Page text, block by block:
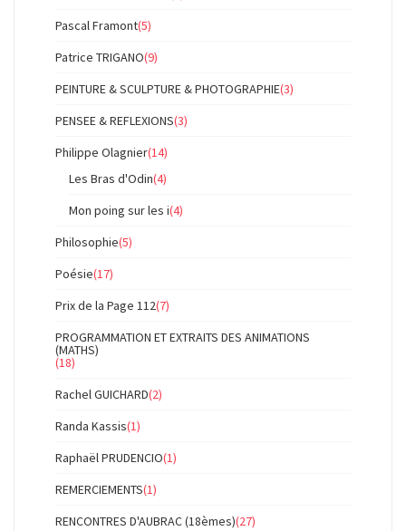
Pascal Framont(5)
Patrice TRIGANO(9)
PEINTURE & SCULPTURE & PHOTOGRAPHIE(3)
PENSEE & REFLEXIONS(3)
Philippe Olagnier(14)
Les Bras d'Odin(4)
Mon poing sur les i(4)
Philosophie(5)
Poésie(17)
Prix de la Page 112(7)
PROGRAMMATION ET EXTRAITS DES ANIMATIONS
(MATHS)
(18)
Rachel GUICHARD(2)
Randa Kassis(1)
Raphaël PRUDENCIO(1)
REMERCIEMENTS(1)
RENCONTRES D'AUBRAC (18èmes)(27)